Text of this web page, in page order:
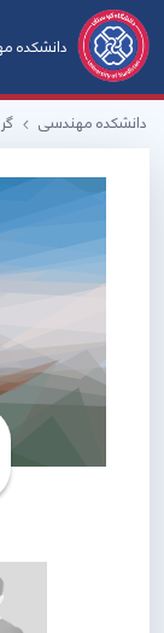
دانشکده
دانشکده مهندسی